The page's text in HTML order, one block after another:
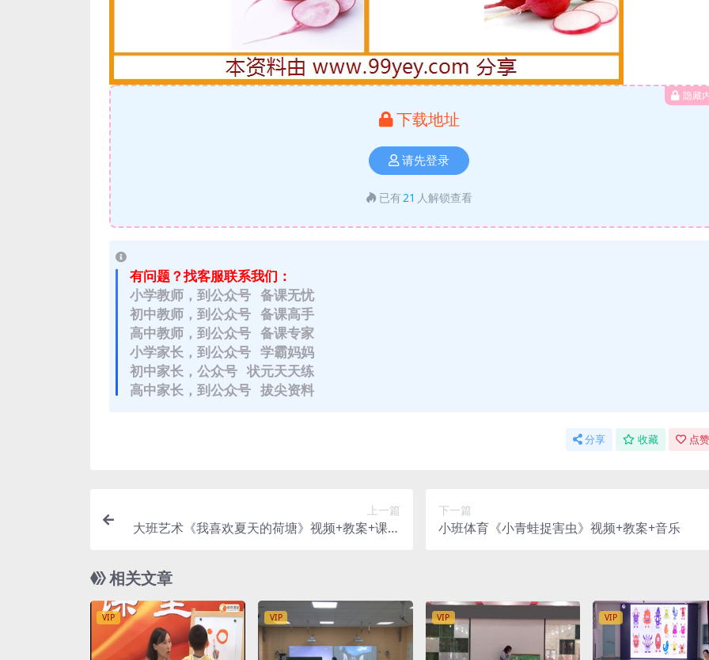
隐藏
下载地址
请先登录
已有21 人解锁查看
有问题？找客服联系我们：
小学教师，到公众号 备课无忧
初中教师，到公众号 备课高手
高中教师，到公众号 备课专家
小学家长，到公众号 学霸妈妈
初中家长，公众号 状元天天练
高中家长，到公众号 拔尖资料
分享 收藏 点
上一篇
大班艺术《我喜欢夏天的荷塘》视频+教案+课件
下一篇
小班体育《小青蛙捉害虫》视频+教案+音乐
相关文章
VIP VIP VIP VIP